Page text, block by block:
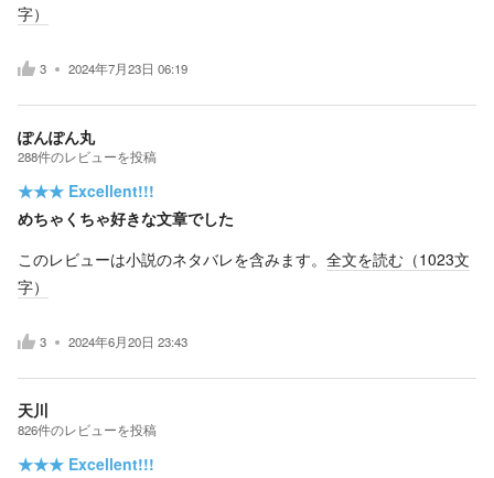
字）
3 2024年7月23日 06:19
ぽんぽん丸
288件のレビューを投稿
★★★ Excellent!!!
めちゃくちゃ好きな文章でした
このレビューは小説のネタバレを含みます。 全文を読む（1023文
字）
3 2024年6月20日 23:43
天川
826件のレビューを投稿
★★★ Excellent!!!